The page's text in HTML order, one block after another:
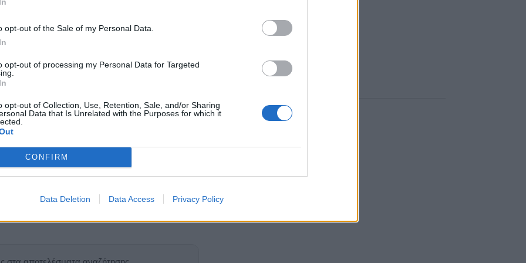
opt-out of the Sale of my Personal Data.
opt-out of processing my Personal Data for Targeted
opt-out of Collection, Use, Retention, Sale, and/or Sharing
Data that Is Unrelated with the Purposes for which it
CONFIRM
Data Deletion Data Access Privacy Policy
όπως αναφέρει, περσινά ερωτήματα,
παρουσιάζει αυξημένο κίνδυνο λόγω των
αλλά και των περιορισμών στη
πυρετού. Η παράταξη ζητά ενημέρωση για
Πολιτικής Προστασίας, τη χρηματοδότηση
την κατάσταση των δημοτικών
προστασίας, τη διάνοιξη αντιπυρικών
και δημοτικών δρόμων, καθώς και για τον
νερού και τη συντήρηση των
θέμα καταθέτει η δημοτική
προς απάντηση από τη δημοτική αρχή
λογοδοσίας του Δημοτικού